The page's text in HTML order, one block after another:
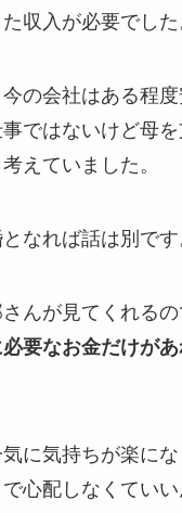
収入が必要でした
の会社はある程
ではないけど母
えていました。
なれば話は別です
んが見てくれるの
要なお金だけが
に気持ちが楽に
心配しなくていい